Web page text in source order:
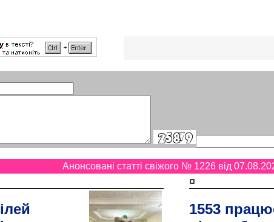
Анонсовані статті свіжого № 1226 від
¤
1553